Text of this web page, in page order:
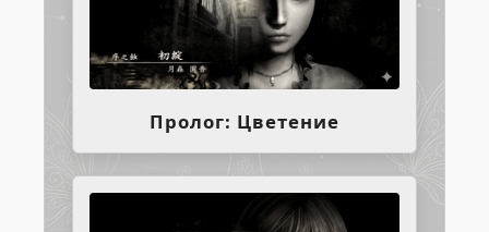
Пролог: Цветение